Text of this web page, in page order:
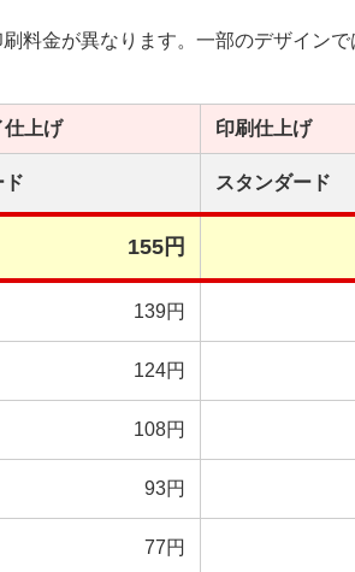
料金が異なります。一部のデザインで
仕上げ 印刷仕上げ
ド スタンダード
155円
139円
124円
108円
93円
77円